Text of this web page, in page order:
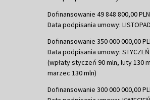
Dofinansowanie 49 848 800,00 PLN
Data podpisania umowy:
Dofinansowanie 350 000 000,00
Data podpisania umowy:
(wpłaty styczeń 90 mln, luty 130
marzec 130 mln)
Dofinansowanie 300 000 000,00